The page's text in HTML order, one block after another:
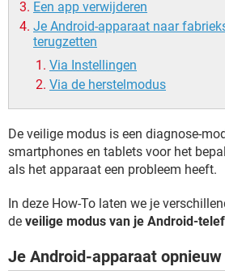
Een app verwijderen
Je Android-apparaat naar
terugzetten
Via Instellingen
Via de herstelmodus
De veilige modus is een diagnose-
smartphones en tablets voor het
als het apparaat een probleem heeft.
In deze How-To laten we je
de veilige modus van je Android-
Je Android-apparaat